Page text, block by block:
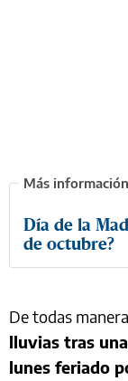
Día de la
de octubre?
De todas
lluvias tras
lunes feriado